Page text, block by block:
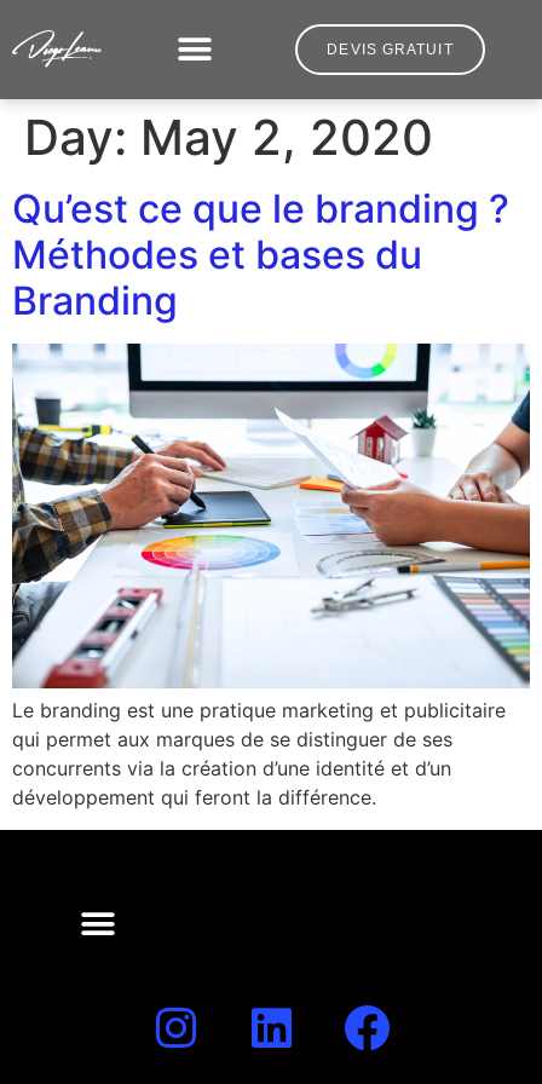
DEVIS GRATUIT
Day: May 2, 2020
Qu’est ce que le branding ?
Méthodes et bases du
Branding
Le branding est une pratique marketing et publicitaire
qui permet aux marques de se distinguer de ses
concurrents via la création d’une identité et d’un
développement qui feront la différence.